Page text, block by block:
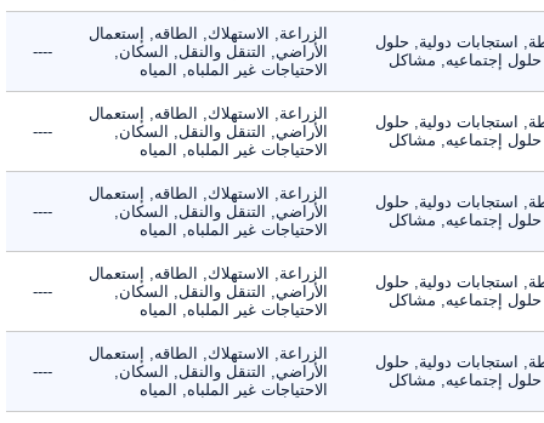
استجابات دولية, حلول
إجتماعيه, مشاكل
الزراعة, الاستهلاك, الطاقه, إستعمال
الأراضي, التنقل والنقل, السكان,
الاحتياجات غير الملباه, المياه
----
استجابات دولية, حلول
إجتماعيه, مشاكل
الزراعة, الاستهلاك, الطاقه, إستعمال
الأراضي, التنقل والنقل, السكان,
الاحتياجات غير الملباه, المياه
----
استجابات دولية, حلول
إجتماعيه, مشاكل
الزراعة, الاستهلاك, الطاقه, إستعمال
الأراضي, التنقل والنقل, السكان,
الاحتياجات غير الملباه, المياه
----
استجابات دولية, حلول
إجتماعيه, مشاكل
الزراعة, الاستهلاك, الطاقه, إستعمال
الأراضي, التنقل والنقل, السكان,
الاحتياجات غير الملباه, المياه
----
استجابات دولية, حلول
إجتماعيه, مشاكل
الزراعة, الاستهلاك, الطاقه, إستعمال
الأراضي, التنقل والنقل, السكان,
الاحتياجات غير الملباه, المياه
----